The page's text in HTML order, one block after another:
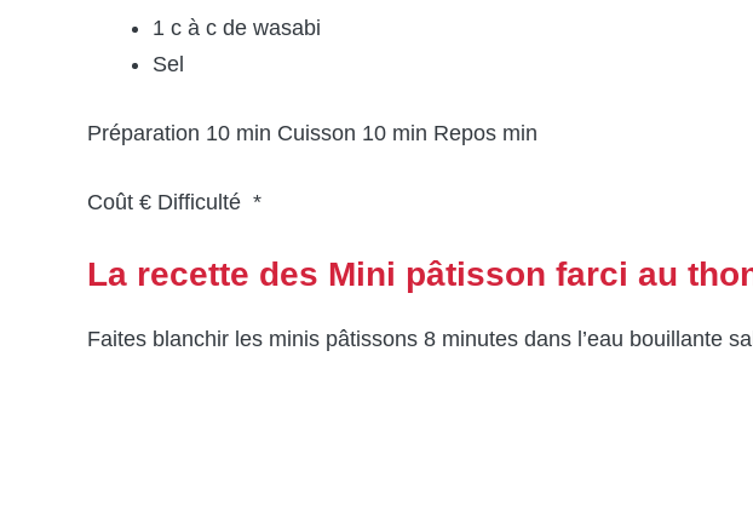
1 c à c de wasabi
Sel
Préparation 10 min Cuisson 10 min Repos min
Coût € Difficulté *
La recette des Mini pâtisson farci au
Faites blanchir les minis pâtissons 8 minutes dans l’eau bouillante